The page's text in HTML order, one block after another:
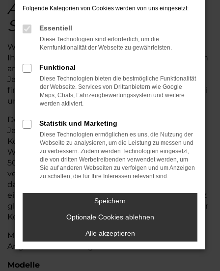
Auto Seubert in
Straubing.
Wir bei der Auto Seubert GmbH sind stolz darauf,
Ihnen eine breite Palette von Land Rover Modellen
anbieten zu können. Vom Gebraucht- oder
Jahreswagen bis hin zum fabrikneuen Fahrzeug
finden Sie Ihr Wunschfahrzeug von Land Rover bei
uns.
Der Name unseres Autohauses steht seit über 40
Jahren für erstklassige Beratung und höchste
Kompetenz in Sachen Mobilität. Am Standort Alte
Wörther Straße in Straubing sind dauerhaft über
500 Fahrzeuge verschiedenster Marken sofort
verfügbar. Zusätzlich ermöglicht unser Zugriff auf
das Zentrallager mit mehr als 20.000 Fahrzeugen
eine schnelle und unkomplizierte Lieferung – ganz
gleich, ob ein kompakter Cityflitzer, ein geräumiger
Kombi oder ein sportliches Modell gesucht wird.
Machen Sie sich ein Bild von unserem vielfältigen
Angebot an Fahrzeugen der Marke Land Rover
Modelle
Folgende Kategorien von Cookies werden von uns eingesetzt:
Essentiell
Diese Technologien sind erforderlich, um die
Kernfunktionalität der Webseite zu gewährleisten.
Funktional
Diese Technologien bieten die bestmögliche Funktionalität
der Webseite. Services von Drittanbietern wie Google
Maps, Chats, Fahrzeugbewertungssystem und weitere
werden aktiviert.
Statistik und Marketing
Diese Technologien ermöglichen es uns, die Nutzung der
Webseite zu analysieren, um die Leistung zu messen und
zu verbessern. Zudem werden Technologien eingesetzt,
die von dritten Werbetreibenden verwendet werden, um
Sie auf anderen Webseiten zu verfolgen und um Anzeigen
zu schalten, die für Ihre Interessen relevant sind.
Speichern
Optionale Cookies ablehnen
Alle akzeptieren